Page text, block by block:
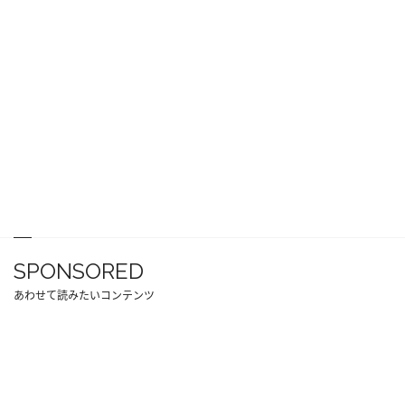
SPONSORED
あわせて読みたいコンテンツ